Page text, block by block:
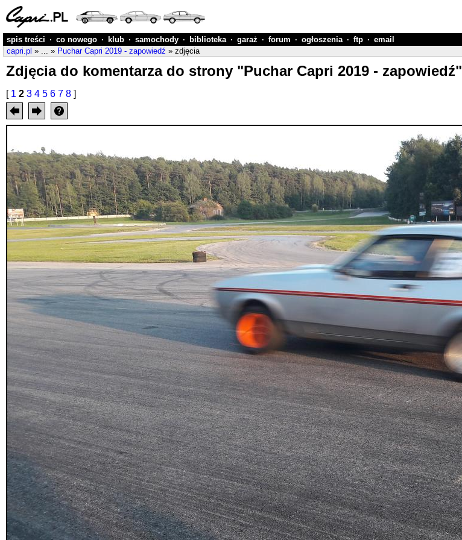
spis treści · co nowego · klub · samochody · biblioteka · garaż · forum · ogłoszenia · ftp · email
capri.pl » ... » Puchar Capri 2019 - zapowiedź » zdjęcia
Zdjęcia do komentarza do strony "Puchar Capri 2019 - zapowiedź"
[ 1 2 3 4 5 6 7 8 ]